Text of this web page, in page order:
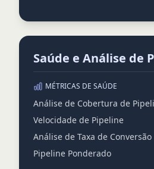
Saúde e Análise de
MÉTRICAS DE SAÚDE
Análise de Cobertura de
Velocidade de Pipeline
Análise de Taxa de Conversão
Pipeline Ponderado